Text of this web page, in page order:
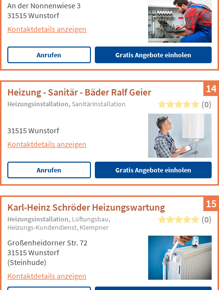
An der Nonnenwiese 3
31515 Wunstorf
Kontaktdetails anzeigen
Anrufen Gratis Angebote einholen
14
Heizung - Sanitär - Bäder Ralf Geier
Heizungsinstallation Sanitärinstallation (0)
31515 Wunstorf
Kontaktdetails anzeigen
Anrufen Gratis Angebote einholen
15
Karl-Heinz Schröder Heizungswartung
Heizungsinstallation Lüftungsbau
Heizungs-Kundendienst Klempner
(0)
Großenheidorner Str. 72
31515 Wunstorf
(Steinhude)
Kontaktdetails anzeigen